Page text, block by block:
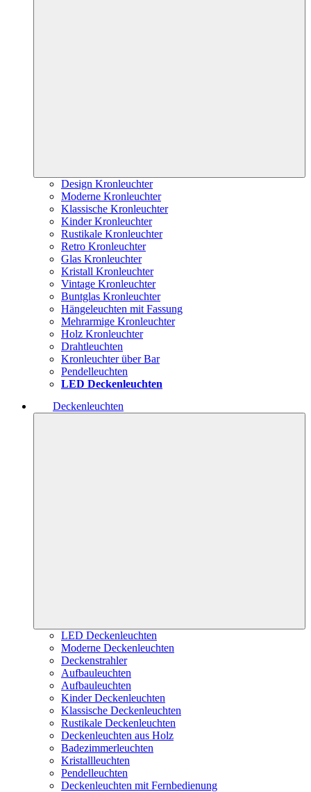
Design Kronleuchter
Moderne Kronleuchter
Klassische Kronleuchter
Kinder Kronleuchter
Rustikale Kronleuchter
Retro Kronleuchter
Glas Kronleuchter
Kristall Kronleuchter
Vintage Kronleuchter
Buntglas Kronleuchter
Hängeleuchten mit Fassung
Mehrarmige Kronleuchter
Holz Kronleuchter
Drahtleuchten
Kronleuchter über Bar
Pendelleuchten
LED Deckenleuchten
Deckenleuchten
LED Deckenleuchten
Moderne Deckenleuchten
Deckenstrahler
Aufbauleuchten
Aufbauleuchten
Kinder Deckenleuchten
Klassische Deckenleuchten
Rustikale Deckenleuchten
Deckenleuchten aus Holz
Badezimmerleuchten
Kristallleuchten
Pendelleuchten
Deckenleuchten mit Fernbedienung